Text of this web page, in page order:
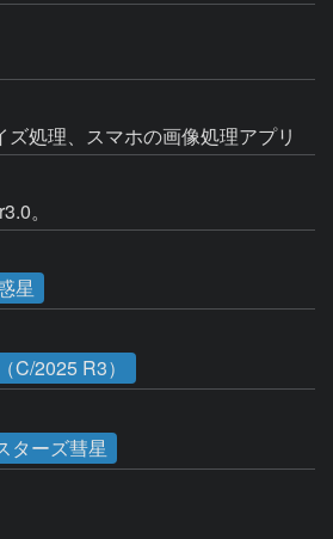
処理、スマホの画像処理アプリ
。
星
C/2025 R3）
ターズ彗星